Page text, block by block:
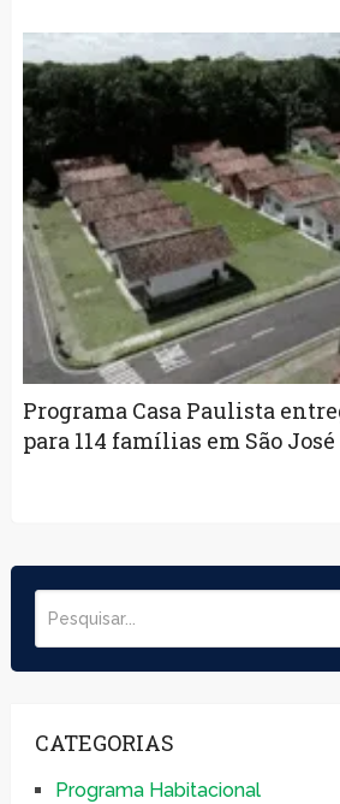
Programa Casa Paulista
para 114 famílias em São
CATEGORIAS
Programa Habitacional